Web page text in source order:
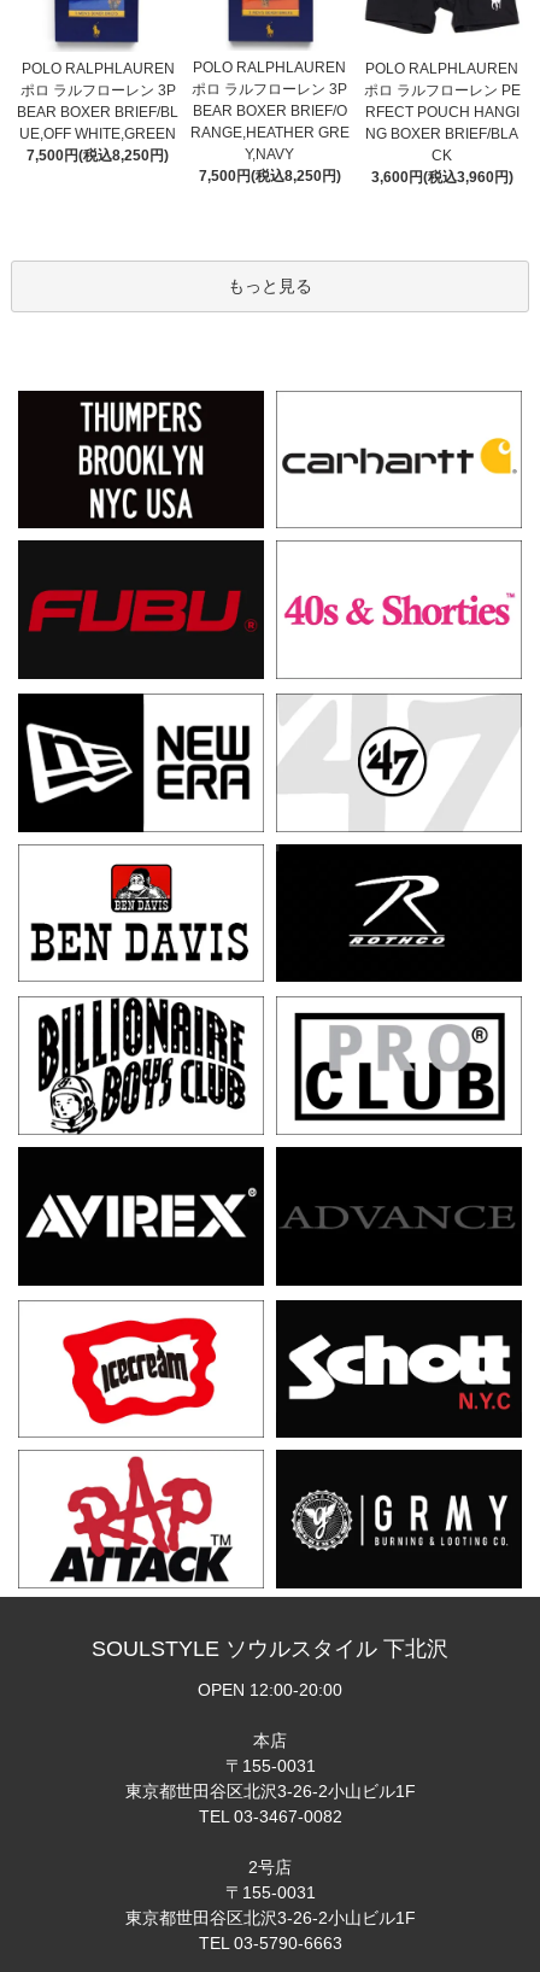
POLO RALPHLAUREN
ポロ ラルフローレン 3P
BEAR BOXER BRIEF/BL
UE,OFF WHITE,GREEN
7,500円(税込8,250円)
POLO RALPHLAUREN
ポロ ラルフローレン 3P
BEAR BOXER BRIEF/O
RANGE,HEATHER GRE
Y,NAVY
7,500円(税込8,250円)
POLO RALPHLAUREN
ポロ ラルフローレン PE
RFECT POUCH HANGI
NG BOXER BRIEF/BLA
CK
3,600円(税込3,960円)
もっと見る
SOULSTYLE ソウルスタイル 下北沢
OPEN 12:00-20:00
本店
〒155-0031
東京都世田谷区北沢3-26-2小山ビル1F
TEL 03-3467-0082
2号店
〒155-0031
東京都世田谷区北沢3-26-2小山ビル1F
TEL 03-5790-6663